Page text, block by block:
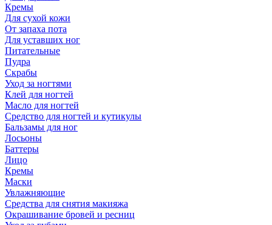
Кремы
Для сухой кожи
От запаха пота
Для уставших ног
Питательные
Пудра
Скрабы
Уход за ногтями
Клей для ногтей
Масло для ногтей
Средство для ногтей и кутикулы
Бальзамы для ног
Лосьоны
Баттеры
Лицо
Кремы
Маски
Увлажняющие
Средства для снятия макияжа
Окрашивание бровей и ресниц